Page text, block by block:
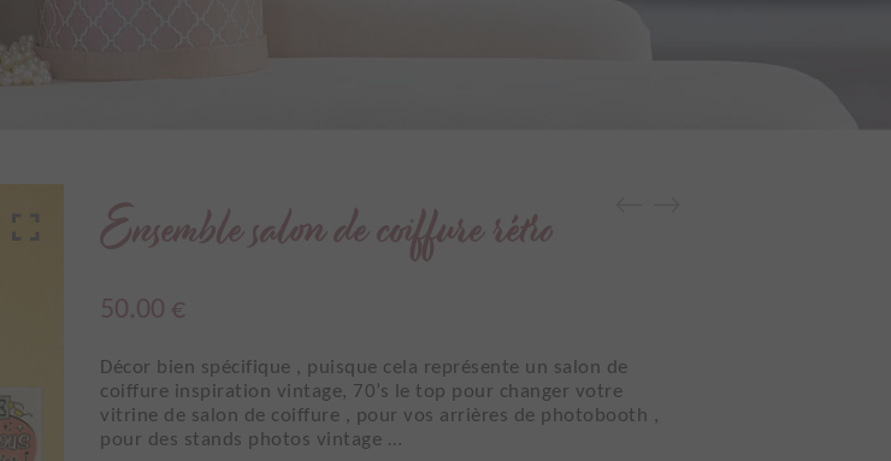
Ensemble salon de coiffure rétro
50.00 €
Décor bien spécifique , puisque cela représente un salon de
coiffure inspiration vintage, 70’s le top pour changer votre
vitrine de salon de coiffure , pour vos arrières de photobooth ,
pour des stands photos vintage …